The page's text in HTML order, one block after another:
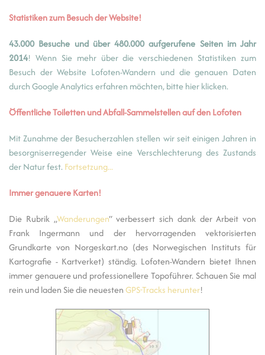
Statistiken zum Besuch der Website!
43.000 Besuche und über 480.000 aufgerufene Seiten im Jahr
2014! Wenn Sie mehr über die verschiedenen Statistiken zum
Besuch der Website Lofoten-Wandern und die genauen Daten
durch Google Analytics erfahren möchten, bitte hier klicken.
Öffentliche Toiletten und Abfall-Sammelstellen auf den Lofoten
Mit Zunahme der Besucherzahlen stellen wir seit einigen Jahren in
besorgniserregender Weise eine Verschlechterung des Zustands
der Natur fest.Fortsetzung...
Immer genauere Karten!
Die Rubrik „Wanderungen“ verbessert sich dank der Arbeit von
Frank Ingermann und der hervorragenden vektorisierten
Grundkarte von Norgeskart.no (des Norwegischen Instituts für
Kartografie - Kartverket) ständig. Lofoten-Wandern bietet Ihnen
immer genauere und professionellere Topoführer. Schauen Sie mal
rein und laden Sie die neuestenGPS-Tracks herunter!